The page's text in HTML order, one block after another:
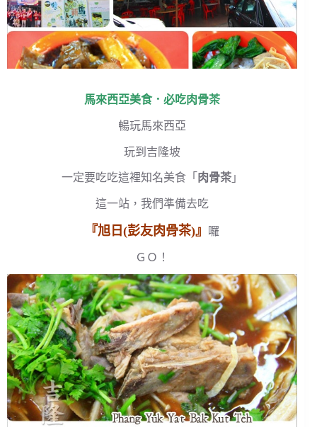
馬來西亞美食．必吃肉骨茶
暢玩馬來西亞
玩到吉隆坡
一定要吃吃這裡知名美食「 肉骨茶 」
這一站，我們準備去吃
『旭日(彭友肉骨茶)』 囉
ＧＯ！